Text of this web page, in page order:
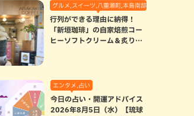
グルメ,スイーツ,八重瀬町,本島南部
行列ができる理由に納得！
「新垣珈琲」の自家焙煎コー
ヒーソフトクリーム＆炙りマ
エンタメ,占い
今日の占い・開運アドバイス
2026年8月5日（水）【琉球